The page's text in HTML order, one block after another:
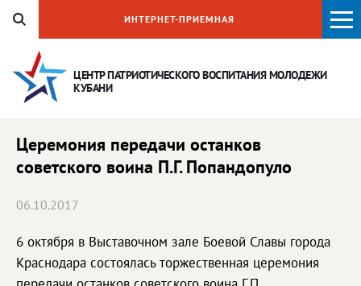
ЦЕНТР ПАТРИОТИЧЕСКОГО ВОСПИТАНИЯМОЛОДЕЖИ
КУБАНИ
ИНТЕРНЕТ-ПРИЕМНАЯ
Церемония передачи останков
советского воина П.Г. Попандопуло
06.10.2017
6 октября в Выставочном зале Боевой Славы города
Краснодара состоялась торжественная церемония